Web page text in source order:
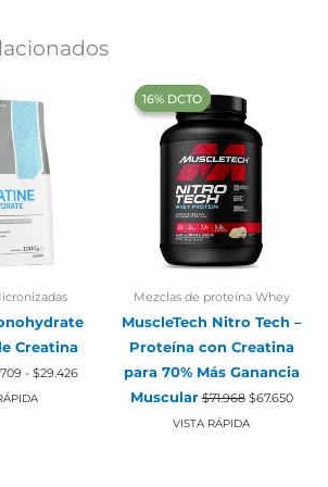
Creatina
- $29.426
‍16% DCTO‍‍
‍16% DCTO‍‍
Mezclas de proteína Whey
MuscleTech Nitro Tech –
Proteína con Creatina
para 70% Más Ganancia
Muscular $71.968 El
precio
original
$67.650El
precio
VISTA RÁPIDA